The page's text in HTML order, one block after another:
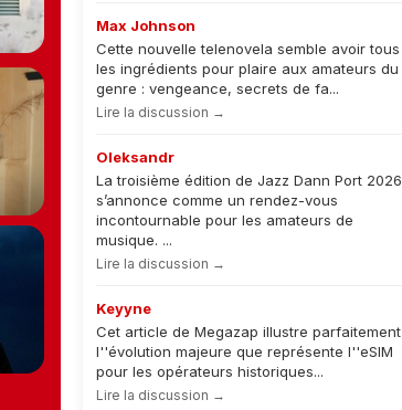
Max Johnson
Cette nouvelle telenovela semble avoir tous
les ingrédients pour plaire aux amateurs du
genre : vengeance, secrets de fa...
Lire la discussion →
Oleksandr
La troisième édition de Jazz Dann Port 2026
s’annonce comme un rendez-vous
incontournable pour les amateurs de
musique. ...
Lire la discussion →
Keyyne
Cet article de Megazap illustre parfaitement
l''évolution majeure que représente l''eSIM
pour les opérateurs historiques...
Lire la discussion →